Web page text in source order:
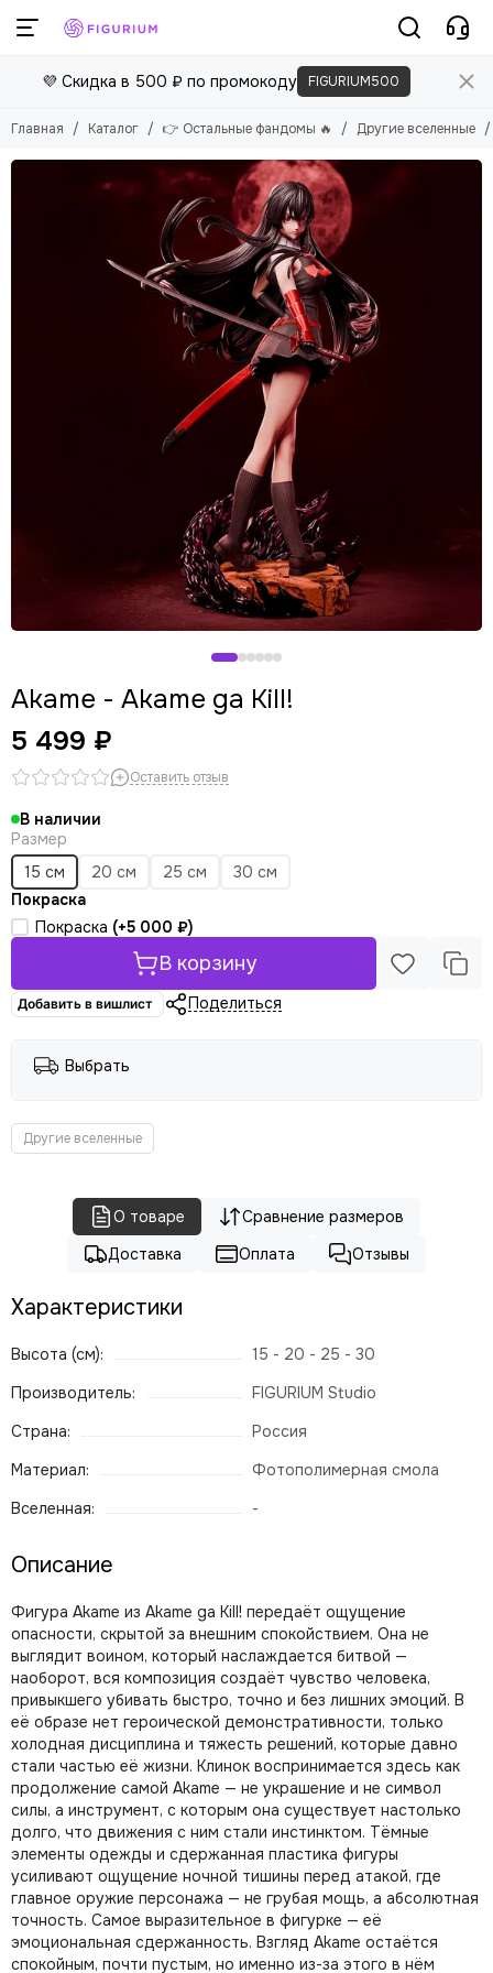
👉 Остальные фандомы 🔥
Смотреть все товары
Другие вселенные
KPop Demon Hunters
One Punch Man
Attack on Titan
Doki Doki Literature Club
Kaguya-sama: Love Is War
Panty & Stocking with Garterbelt
💜 Скидка в 500 ₽ по промокоду FIGURIUM500
Главная Каталог 👉 Остальные фандомы 🔥 Другие вселенные
Akame - Akame ga Kill!
5 499 ₽
Оставить отзыв
В наличии
Размер
15 см
20 см 25 см
30 см
Покраска
Покраска (+5 000 ₽)
В корзину
Добавить в вишлист Поделиться
Выбрать
Другие вселенные
О товаре
Сравнение размеров
Доставка
Оплата Отзывы
Характеристики
Высота (см):
15 - 20 - 25 - 30
Производитель:
FIGURIUM Studio
Страна:
Россия
Материал:
Фотополимерная смола
Вселенная:
-
Описание
Фигура Akame из Akame ga Kill! передаёт ощущение
опасности, скрытой за внешним спокойствием. Она не
выглядит воином, который наслаждается битвой —
наоборот, вся композиция создаёт чувство человека,
привыкшего убивать быстро, точно и без лишних эмоций. В
её образе нет героической демонстративности, только
холодная дисциплина и тяжесть решений, которые давно
стали частью её жизни. Клинок воспринимается здесь как
продолжение самой Akame — не украшение и не символ
силы, а инструмент, с которым она существует настолько
долго, что движения с ним стали инстинктом. Тёмные
элементы одежды и сдержанная пластика фигуры
усиливают ощущение ночной тишины перед атакой, где
главное оружие персонажа — не грубая мощь, а абсолютная
точность. Самое выразительное в фигурке — её
эмоциональная сдержанность. Взгляд Akame остаётся
спокойным, почти пустым, но именно из-за этого в нём